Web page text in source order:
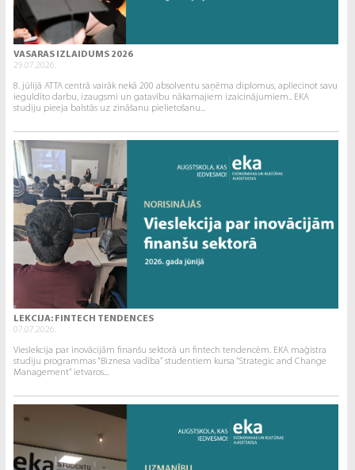
VASARAS IZLAIDUMS 2026
29.07.2026.
8. jūlijā ATTA centrā vairāk nekā 200 absolventu saņēma diplomus, apliecinot savu
ieguldīto darbu, izaugsmi un gatavību nākamajiem izaicinājumiem.. EKA
studiju pieeja balstās uz zināšanu pielietošanu...
LEKCIJA: FINTECH TENDENCES
07.07.2026.
Vieslekcija par inovācijām finanšu sektorā un fintech tendencēm. EKA maģistra
studiju programmas “Biznesa vadība” studentiem kursa “Strategic and Change
Management” ietvaros...